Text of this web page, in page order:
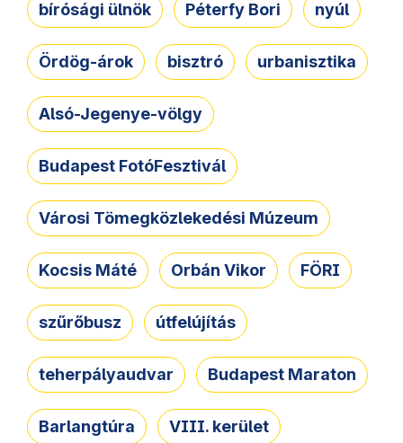
bírósági ülnök Péterfy Bori nyúl
Ördög-árok bisztró urbanisztika
Alsó-Jegenye-völgy
Budapest FotóFesztivál
Városi Tömegközlekedési Múzeum
Kocsis Máté Orbán Vikor FÖRI
szűrőbusz útfelújítás
teherpályaudvar Budapest Maraton
Barlangtúra VIII. kerület